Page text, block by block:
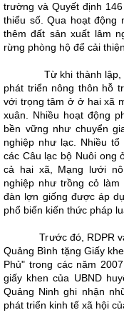
trường và Quyết định
thiểu số. Qua hoạt động
thêm đất sản xuất lâm
rừng phòng hộ để cải
Từ khi thành lập,
phát triển nông thôn hỗ
với trọng tâm ở ở hai xã
xuân. Nhiều hoạt động
bền vững như chuyển
nghiệp như lạc. Nhiều
các Câu lạc bộ Nuôi ong
cả hai xã, Mạng lưới
nghiệp như trồng cỏ
đàn lợn giống được áp
phổ biến kiến thức pháp
Trước đó, RDPR và
Quảng Bình tặng Giấy
Phủ" trong các năm
giấy khen của UBND
Quảng Ninh ghi nhận
phát triển kinh tế xã hội